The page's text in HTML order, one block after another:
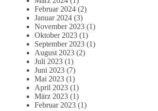
Februar 2024 (2)
Januar 2024 (3)
November 2023 (1)
Oktober 2023 (1)
September 2023 (1)
August 2023 (2)
Juli 2023 (1)
Juni 2023 (7)
Mai 2023 (1)
April 2023 (1)
März 2023 (1)
Februar 2023 (1)